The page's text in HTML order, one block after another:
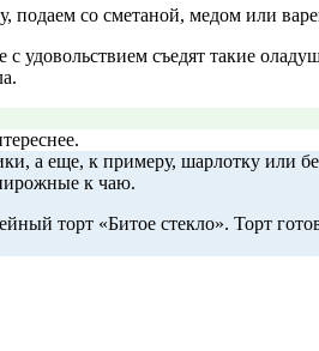
подаем со сметаной, медом или
удовольствием съедят такие
а еще, к примеру, шарлотку или
к чаю.
торт «Битое стекло». Торт